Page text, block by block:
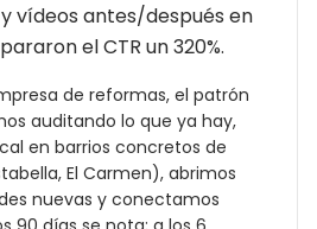
vídeos antes/después en
el CTR un 320%.
de reformas, el patrón
auditando lo que ya hay,
en barrios concretos de
El Carmen), abrimos
nuevas y conectamos